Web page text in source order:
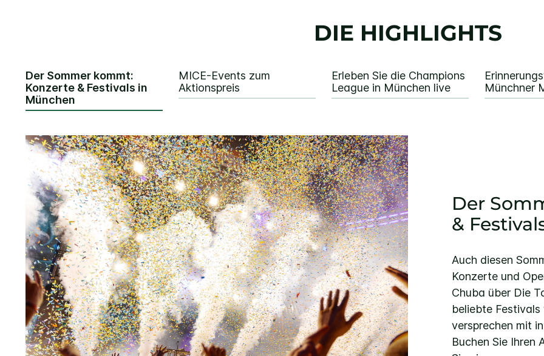
DIE HIGHLIGHTS
Der Sommer kommt:
Konzerte & Festivals in
München
MICE-Events zum
Aktionspreis
Erleben Sie die Champions
League in München live
Münchner
Der
&
Auch diesen
Konzerte und
Chuba über Die
beliebte
versprechen mit
Buchen Sie Ihren